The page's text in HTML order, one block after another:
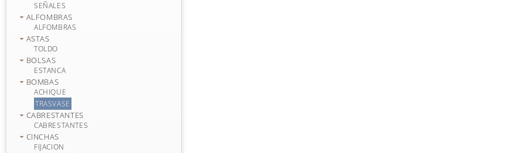
SEÑALES
ALFOMBRAS
ALFOMBRAS
ASTAS
TOLDO
BOLSAS
ESTANCA
BOMBAS
ACHIQUE
TRASVASE
CABRESTANTES
CABRESTANTES
CINCHAS
FIJACION